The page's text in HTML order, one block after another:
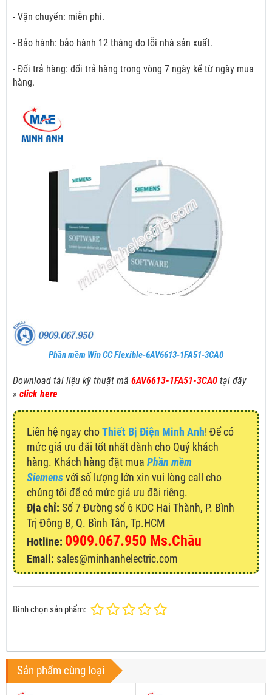
- Vận chuyển: miễn phí.
- Bảo hành: bảo hành 12 tháng do lỗi nhà sản xuất.
- Đổi trả hàng: đổi trả hàng trong vòng 7 ngày kể từ ngày mua
hàng.
Phần mềm Win CC Flexible-6AV6613-1FA51-3CA0
Download tài liệu kỹ thuật mã 6AV6613-1FA51-3CA0 tại đây
» click here
Liên hệ ngay choThiết Bị Điện Minh Anh! Để có
mức giá ưu đãi tốt nhất dành cho Quý khách
hàng. Khách hàng đặt mua Phần mềm
Siemensvới số lượng lớn xin vui lòng call cho
chúng tôi để có mức giá ưu đãi riêng.
Địa chỉ: Số 7 Đường số 6 KDC Hai Thành, P. Bình
Trị Đông B, Q. Bình Tân, Tp.HCM
Hotline: 0909.067.950 Ms.Châu
Email: sales@minhanhelectric.com
Bình chọn sản phẩm:
Sản phẩm cùng loại